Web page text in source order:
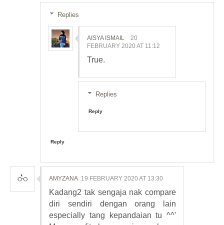
Replies
AISYA ISMAIL
20
FEBRUARY 2020 AT 11:12
True.
Replies
Reply
Reply
AMYZANA 19 FEBRUARY 2020 AT 13:30
Kadang2 tak sengaja nak compare
diri sendiri dengan orang lain
especially tang kepandaian tu ^^'